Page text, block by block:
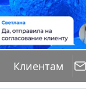
Клиентам